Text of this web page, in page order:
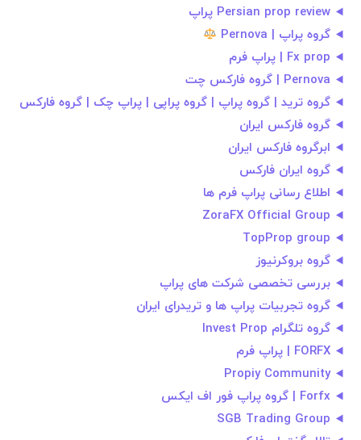
Persian prop review پراپ
گروه پراپ | Pernova
Fx prop | پراپ فرم
Pernova | گروه فارکس چت
گروه ترید | گروه پراپ | گروه پراپی | پراپ چک | گروه فارکس
گروه فارکس ایران
ابرگروه فارکس ایران
گروه ایران فارکس
اطلاع رسانی پراپ فرم ها
ZoraFX Official Group
TopProp group
گروه بروکرنیوز
بررسی تخصصی شرکت های پراپ
گروه تجربیات پراپ ها و تریدرای ایران
گروه تلگرام Invest Prop
FORFX | پراپ فرم
Propiy Community
Forfx | گروه پراپ فور اف ایکس
SGB Trading Group